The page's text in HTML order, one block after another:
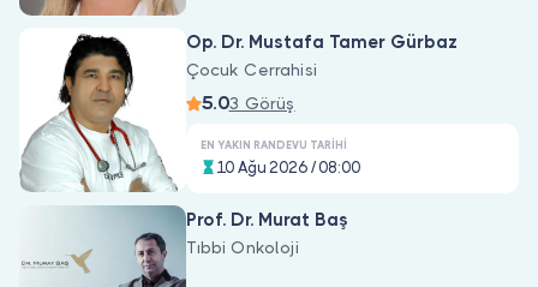
Op. Dr. Mustafa Tamer Gürbaz
Çocuk Cerrahisi
5.03 Görüş
EN YAKIN RANDEVU TARIHI
10 Ağu 2026 / 08:00
Prof. Dr. Murat Baş
Tıbbi Onkoloji